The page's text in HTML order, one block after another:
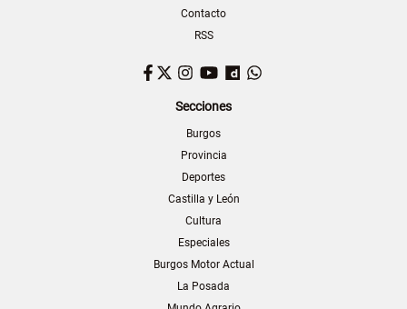
Contacto
RSS
Facebook
TwitterInstagram
YouTubeDailymotion
Secciones
Burgos
Provincia
Deportes
Castilla y León
Cultura
Especiales
Burgos Motor Actual
La Posada